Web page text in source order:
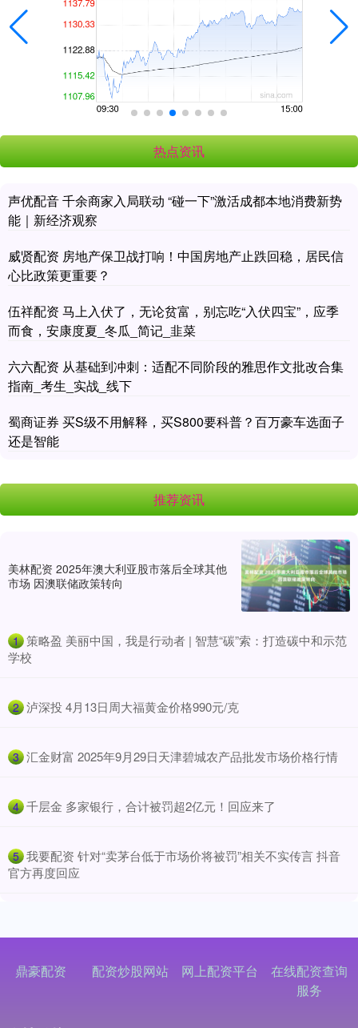
热点资讯
声优配音 千余商家入局联动 “碰一下”激活成都本地消费新势
能｜新经济观察
威贤配资 房地产保卫战打响！中国房地产止跌回稳，居民信
心比政策更重要？
伍祥配资 马上入伏了，无论贫富，别忘吃“入伏四宝”，应季
而食，安康度夏_冬瓜_简记_韭菜
六六配资 从基础到冲刺：适配不同阶段的雅思作文批改合集
指南_考生_实战_线下
蜀商证券 买S级不用解释，买S800要科普？百万豪车选面子
还是智能
推荐资讯
美林配资 2025年澳大利亚股市落后全球其他
市场 因澳联储政策转向
1 ​策略盈 美丽中国，我是行动者 | 智慧“碳”索：打造碳中和示范
学校
2 ​泸深投 4月13日周大福黄金价格990元/克
3 ​汇金财富 2025年9月29日天津碧城农产品批发市场价格行情
4 ​千层金 多家银行，合计被罚超2亿元！回应来了
5 ​我要配资 针对“卖茅台低于市场价将被罚”相关不实传言 抖音
官方再度回应
鼎豪配资 配资炒股网站 网上配资平台
在线配资查询
服务